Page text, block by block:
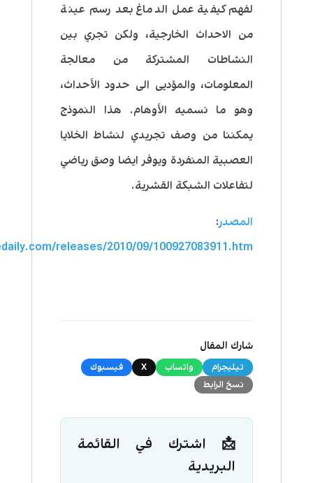
لفهم كيفية عمل الدماغ بعد رسم عينة
من الاحداث الخارجية، ولكن تجري بين
النشاطات المشتركة من معالجة
المعلومات، والمؤديى الى حدود الأحداث،
وهو ما نسميه الأوهام. هذا النموذج
يمكننا من وصف تجريدي لنشاط الخلايا
العصبية المنفردة ويوفر ايضا وصق رياضي
لتفاعلات الشبكة القشرية.
المصدر:
releases/2010/09/100927083911.htm
شارك المقال
تيليجرام واتساب X
فيسبوك
نسخ الرابط
📩 اشترك في القائمة
البريدية